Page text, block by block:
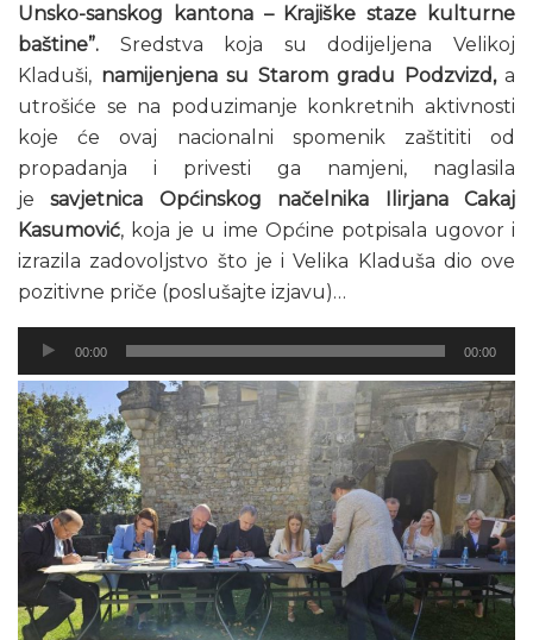
Unsko-sanskog kantona – Krajiške staze kulturne
baštine”. Sredstva koja su dodijeljena Velikoj
Kladuši, namijenjena su Starom gradu Podzvizd,a
utrošiće se na poduzimanje konkretnih aktivnosti
koje će ovaj nacionalni spomenik zaštititi od
propadanja i privesti ga namjeni, naglasila
jesavjetnica Općinskog načelnika Ilirjana Cakaj
Kasumović, koja je u ime Općine potpisala ugovor i
izrazila zadovoljstvo što je i Velika Kladuša dio ove
pozitivne priče (poslušajte izjavu)…
Audio
Player
00:00 00:00